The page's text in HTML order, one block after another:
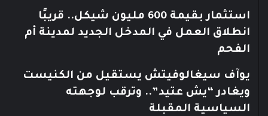
استثمار بقيمة 600 مليون شيكل.. قريبًا
انطلاق العمل في المدخل الجديد لمدينة أم
الفحم
يوآف سيغالوفيتش يستقيل من الكنيست
ويغادر “يش عتيد”.. وترقب لوجهته
السياسية المقبلة